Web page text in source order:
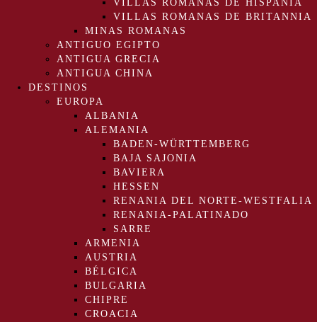
VILLAS ROMANAS DE HISPANIA
VILLAS ROMANAS DE BRITANNIA
MINAS ROMANAS
ANTIGUO EGIPTO
ANTIGUA GRECIA
ANTIGUA CHINA
DESTINOS
EUROPA
ALBANIA
ALEMANIA
BADEN-WÜRTTEMBERG
BAJA SAJONIA
BAVIERA
HESSEN
RENANIA DEL NORTE-WESTFALIA
RENANIA-PALATINADO
SARRE
ARMENIA
AUSTRIA
BÉLGICA
BULGARIA
CHIPRE
CROACIA